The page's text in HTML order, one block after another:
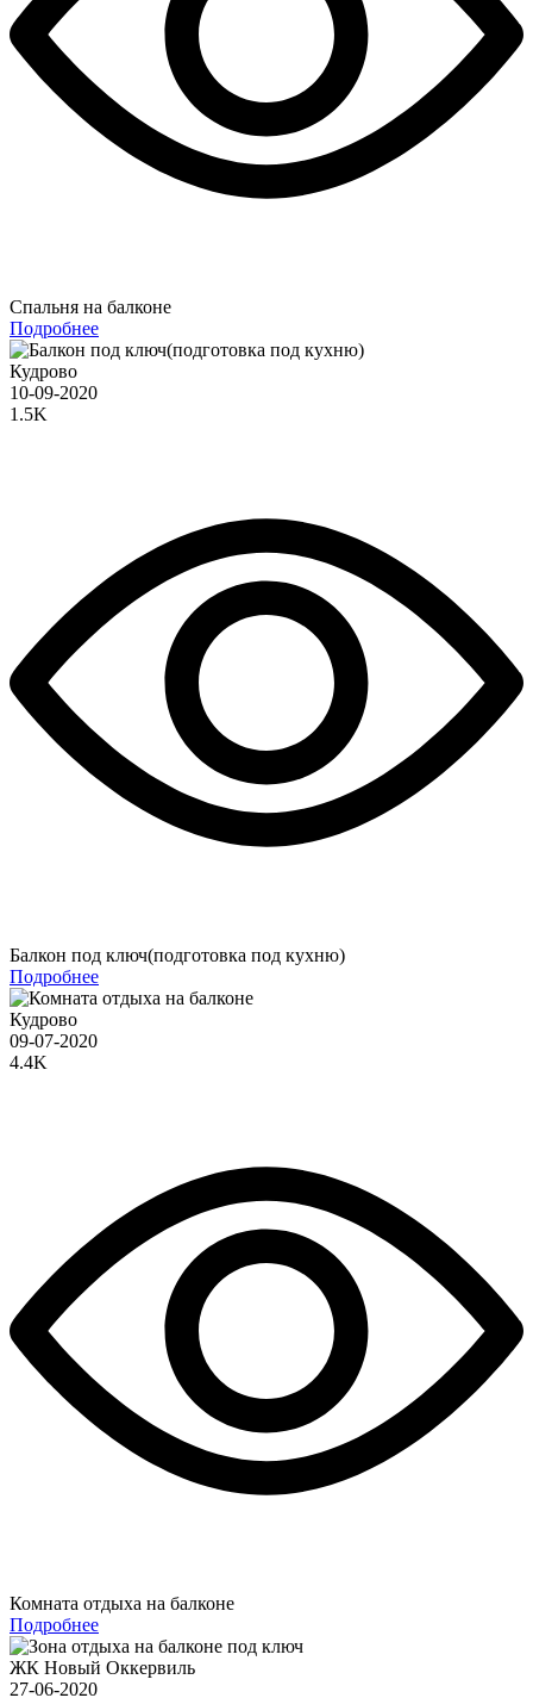
Спальня на балконе
Подробнее
Кудрово
10-09-2020
1.5K
Балкон под ключ(подготовка под кухню)
Подробнее
Кудрово
09-07-2020
4.4K
Комната отдыха на балконе
Подробнее
ЖК Новый Оккервиль
27-06-2020